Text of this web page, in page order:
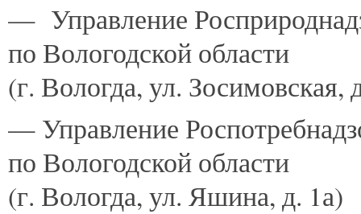
— Управление
по Вологодской области
(г. Вологда, ул. Зосимовская,
— Управление
по Вологодской области
(г. Вологда, ул. Яшина, д. 1а)